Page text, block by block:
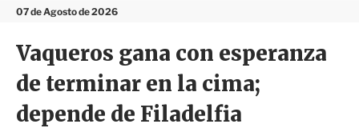
n
07 de Agosto de 2026
i
r
Vaqueros gana con esperanza
de terminar en la cima;
depende de Filadelfia